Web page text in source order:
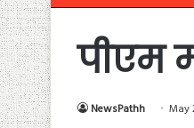
पीएम
NewsPathh May